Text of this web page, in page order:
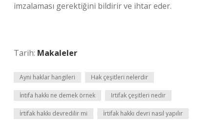
imzalaması gerektiğini bildirir ve ihtar eder.
Tarih: Makaleler
Ayni haklar hangileri Hak çeşitleri nelerdir
İntifa hakkı ne demek örnek Irtifak çeşitleri nedir
İrtifak hakkı devredilir mi İrtifak hakkı devri nasıl yapılır